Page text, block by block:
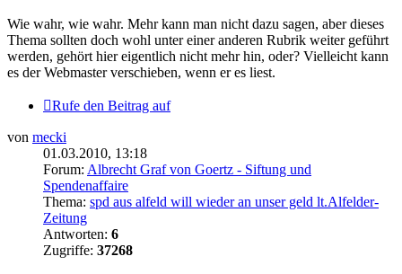
Wie wahr, wie wahr. Mehr kann man nicht dazu sagen, aber dieses
Thema sollten doch wohl unter einer anderen Rubrik weiter geführt
werden, gehört hier eigentlich nicht mehr hin, oder? Vielleicht kann
es der Webmaster verschieben, wenn er es liest.
Rufe den Beitrag auf
von mecki
01.03.2010, 13:18
Forum: Albrecht Graf von Goertz - Siftung und
Spendenaffaire
Thema: spd aus alfeld will wieder an unser geld lt.Alfelder-
Zeitung
Antworten: 6
Zugriffe: 37268